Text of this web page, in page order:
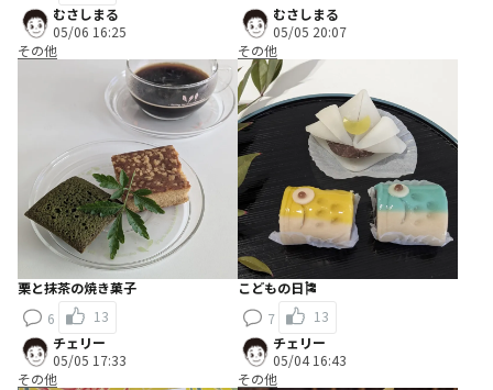
むさしまる
05/06 16:25
その他
栗と抹茶の焼き菓子
6
13
むさしまる
05/05 20:07
その他
こどもの日🎏
7
13
チェリー
05/05 17:33
その他
チェリー
05/04 16:43
その他